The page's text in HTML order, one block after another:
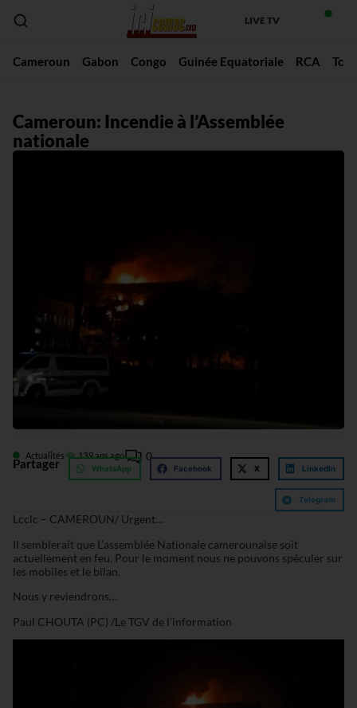
LIVE TV
Cameroun Gabon Congo Guinée Equatoriale RCA
Cameroun: Incendie à l’Assemblée
nationale
Actualités 139 ans ago 0
Partager WhatsApp Facebook X LinkedIn
Telegram
Lcclc – CAMEROUN/ Urgent…
Il semblerait que L’assemblée Nationale camerounaise soit
actuellement en feu. Pour le moment nous ne pouvons spéculer sur
les mobiles et le bilan.
Nous y reviendrons…
Paul CHOUTA (PC) /Le TGV de l’information